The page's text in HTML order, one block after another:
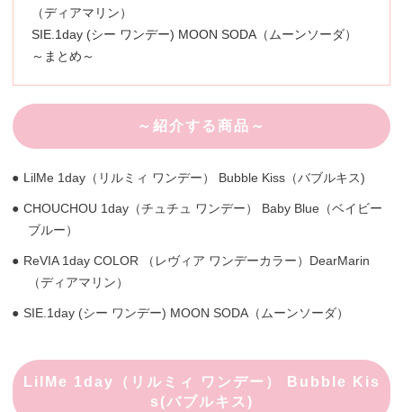
（ディアマリン）
SIE.1day (シー ワンデー) MOON SODA（ムーンソーダ）
～まとめ～
～紹介する商品～
LilMe 1day（リルミィ ワンデー） Bubble Kiss（バブルキス)
CHOUCHOU 1day（チュチュ ワンデー） Baby Blue（ベイビー
ブルー）
ReVIA 1day COLOR （レヴィア ワンデーカラー）DearMarin
（ディアマリン）
SIE.1day (シー ワンデー) MOON SODA（ムーンソーダ）
LilMe 1day（リルミィ ワンデー） Bubble Kis
s(バブルキス)